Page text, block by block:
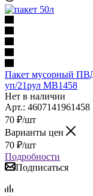
Пакет мусорный
уп/21рул МВ1458
Нет в наличии
Арт.: 4607141961458
70 ₽/шт
Варианты цен
70 ₽/шт
Подробности
Подписаться